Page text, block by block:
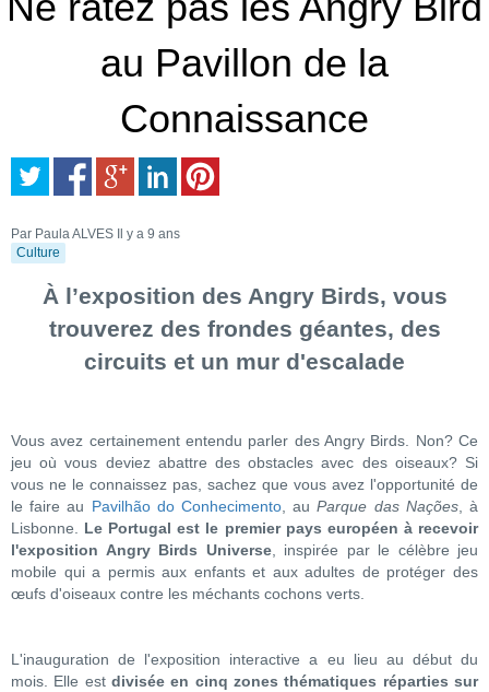
au Pavillon de la
Connaissance
Par Paula ALVES Il y a 9 ans
Culture
À l’exposition des Angry Birds, vous
trouverez des frondes géantes, des
circuits et un mur d'escalade
Vous avez certainement entendu parler des Angry Birds. Non? Ce
jeu où vous deviez abattre des obstacles avec des oiseaux? Si
vous ne le connaissez pas, sachez que vous avez l'opportunité de
le faire au Pavilhão do Conhecimento , auParque das Nações, à
Lisbonne. Le Portugal est le premier pays européen à recevoir
l'exposition Angry Birds Universe, inspirée par le célèbre jeu
mobile qui a permis aux enfants et aux adultes de protéger des
œufs d'oiseaux contre les méchants cochons verts.
L'inauguration de l'exposition interactive a eu lieu au début du
mois. Elle est divisée en cinq zones thématiques réparties sur